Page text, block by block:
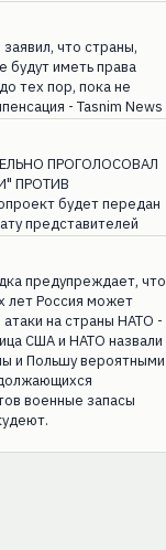
что страны,
будут иметь права
тех пор, пока не
- Tasnim News
ПРОГОЛОСОВАЛ
ПРОТИВ
будет передан
представителей
предупреждает, что
лет Россия может
атаки на страны НАТО -
США и НАТО назвали
и Польшу вероятными
военные запасы